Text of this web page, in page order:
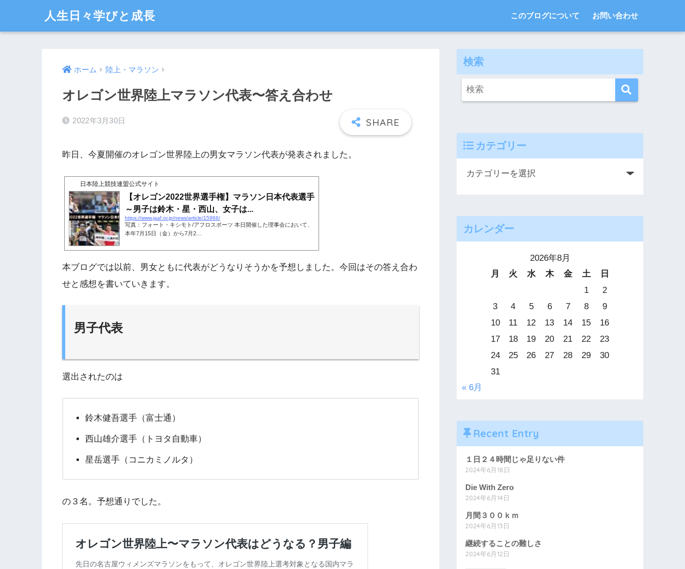
人生日々学びと成長 このブログについて お問い合わせ
ホーム 陸上・マラソン
オレゴン世界陸上マラソン代表〜答え合わせ
2022年3月30日
昨日、今夏開催のオレゴン世界陸上の男女マラソン代表が発表されました。
日本陸上競技連盟公式サイト
【オレゴン2022世界選手権】マラソン日本代表選手
～男子は鈴木・星・西山、女子は...
https://www.jaaf.or.jp/news/article/15966/
写真：フォート・キシモト/アフロスポーツ 本日開催した理事会において、
本年7月15日（金）から7月2…
本ブログでは以前、男女ともに代表がどうなりそうかを予想しました。今回はその答え合わ
せと感想を書いていきます。
男子代表
選出されたのは
鈴木健吾選手（富士通）
西山雄介選手（トヨタ自動車）
星岳選手（コニカミノルタ）
の３名。予想通りでした。
検索
カテゴリー
カレンダー
2026年8月
月
火 水 木 金 土
日
1
2
3
4 5 6 7 8
9
10
11 12 13 14 15
16
17
18 19 20 21 22
23
24
25 26 27 28 29
30
31
« 6月
Recent Entry
１日２４時間じゃ足りない件
2024年6月18日
Die With Zero
2024年6月14日
月間３００ｋｍ
2024年6月13日
継続することの難しさ
2024年6月12日